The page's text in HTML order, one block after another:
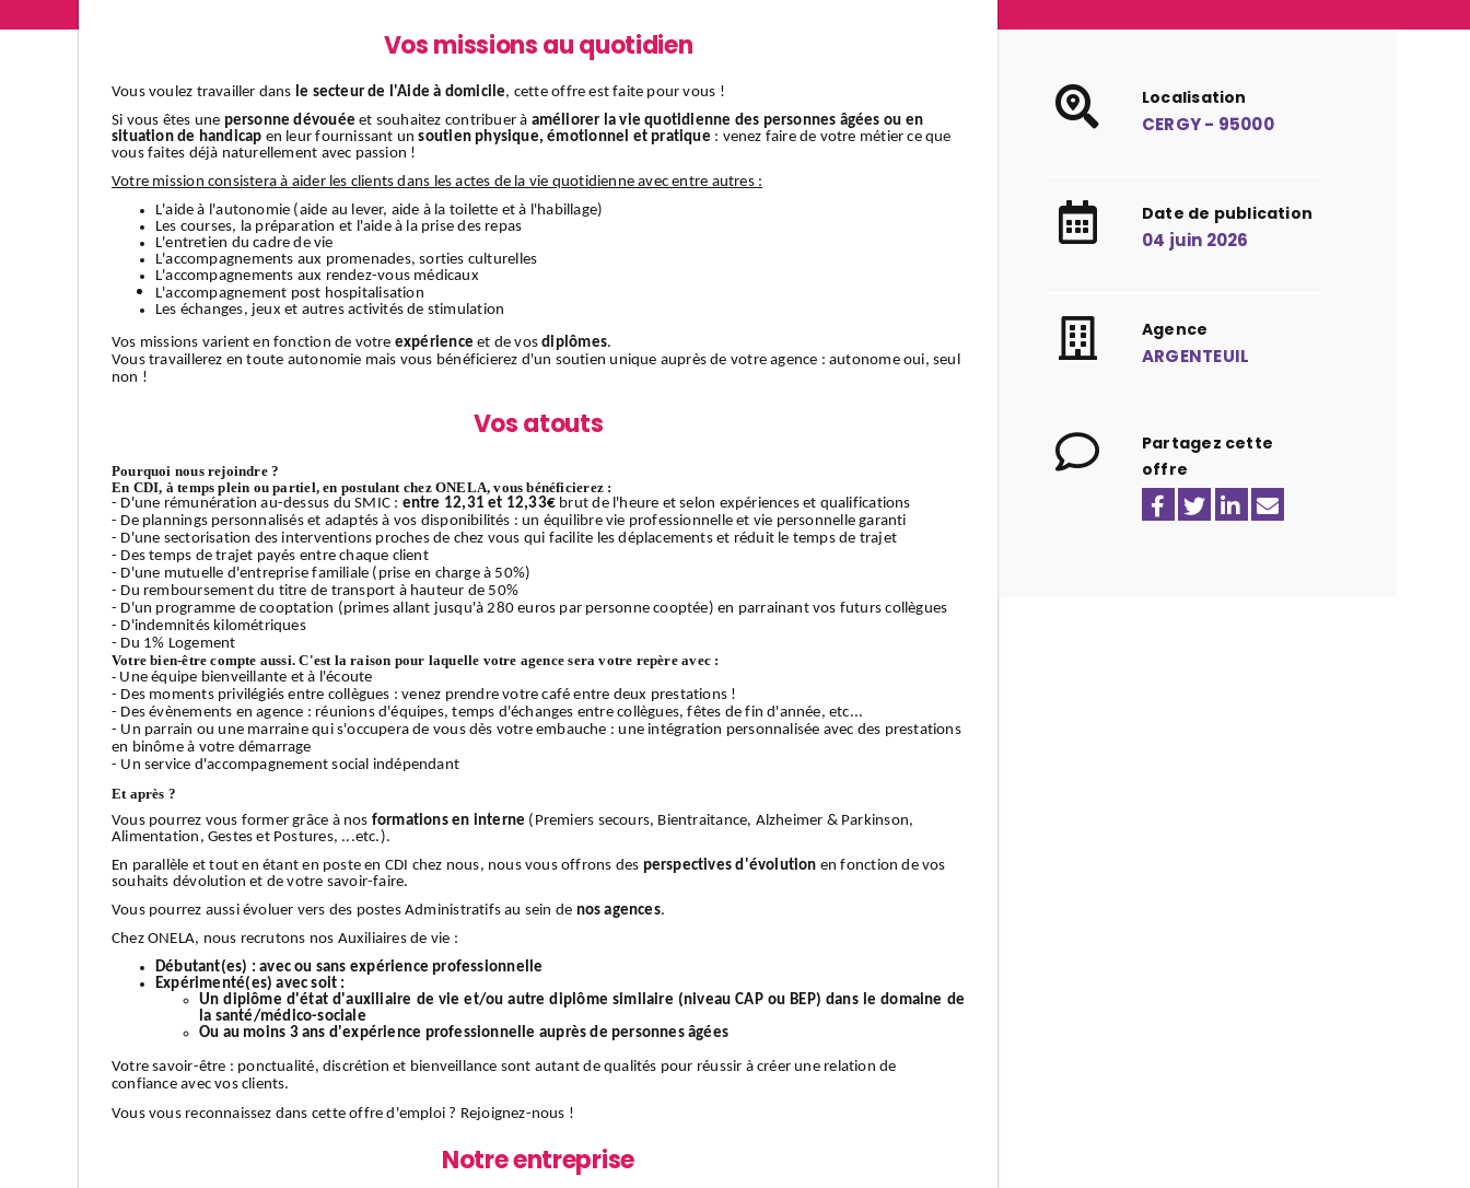
Localisation
CERGY - 95000
Date de publication
04 juin 2026
Agence
ARGENTEUIL
Partagez cette
offre
Vos missions au quotidien
Vous voulez travailler dans le secteur de l'Aide à domicile, cette offre est faite pour vous !
Si vous êtes une personne dévouée et souhaitez contribuer à améliorer la vie quotidienne des personnes âgées ou en
situation de handicap en leur fournissant unsoutien physique, émotionnel et pratique : venez faire de votre métier ce que
vous faites déjà naturellement avec passion !
Votre mission consistera à aider les clients dans les actes de la vie quotidienne avec entre autres :
L'aide à l'autonomie (aide au lever, aide à la toilette et à l'habillage)
Les courses, la préparation et l'aide à la prise des repas
L'entretien du cadre de vie
L'accompagnements aux promenades, sorties culturelles
L'accompagnements aux rendez-vous médicaux
L'accompagnement post hospitalisation
Les échanges, jeux et autres activités de stimulation
Vos missions varient en fonction de votre expérience et de vosdiplômes.
Vous travaillerez en toute autonomie mais vous bénéficierez d'un soutien unique auprès de votre agence : autonome oui, seul
non !
Vos atouts
Pourquoi nous rejoindre ?
En CDI, à temps plein ou partiel, en postulant chez ONELA, vous bénéficierez :
- D'une rémunération au-dessus du SMIC : entre 12,31 et 12,33€ brut de l'heure et selon expériences et qualifications
- De plannings personnalisés et adaptés à vos disponibilités : un équilibre vie professionnelle et vie personnelle garanti
- D'une sectorisation des interventions proches de chez vous qui facilite les déplacements et réduit le temps de trajet
- Des temps de trajet payés entre chaque client
- D'une mutuelle d'entreprise familiale (prise en charge à 50%)
- Du remboursement du titre de transport à hauteur de 50%
- D'un programme de cooptation (primes allant jusqu'à 280 euros par personne cooptée) en parrainant vos futurs collègues
- D'indemnités kilométriques
- Du 1% Logement
Votre bien-être compte aussi. C'est la raison pour laquelle votre agence sera votre repère avec :
- Une équipe bienveillante et à l'écoute
- Des moments privilégiés entre collègues : venez prendre votre café entre deux prestations !
- Des évènements en agence : réunions d'équipes, temps d'échanges entre collègues, fêtes de fin d'année, etc...
- Un parrain ou une marraine qui s'occupera de vous dès votre embauche : une intégration personnalisée avec des prestations
en binôme à votre démarrage
- Un service d'accompagnement social indépendant
Et après ?
Vous pourrez vous former grâce à nos formations en interne (Premiers secours, Bientraitance, Alzheimer & Parkinson,
Alimentation, Gestes et Postures, ...etc.).
En parallèle et tout en étant en poste en CDI chez nous, nous vous offrons des perspectives d'évolution en fonction de vos
souhaits dévolution et de votre savoir-faire.
Vous pourrez aussi évoluer vers des postes Administratifs au sein de nosagences.
Chez ONELA, nous recrutons nos Auxiliaires de vie :
Débutant(es) :avec ou sans expérience professionnelle
Expérimenté(es) avec soit :
Un diplôme d'état d'auxiliaire de vie et/ou autre diplôme similaire (niveau CAP ou BEP) dans le domaine de
la santé/médico-sociale
Ou au moins 3 ans d'expérience professionnelle auprès de personnes âgées
Votresavoir-être : ponctualité, discrétion et bienveillance sont autant de qualités pour réussir à créer une relation de
confiance avec vos clients.
Vous vous reconnaissez dans cette offre d'emploi ? Rejoignez-nous !
Notre entreprise